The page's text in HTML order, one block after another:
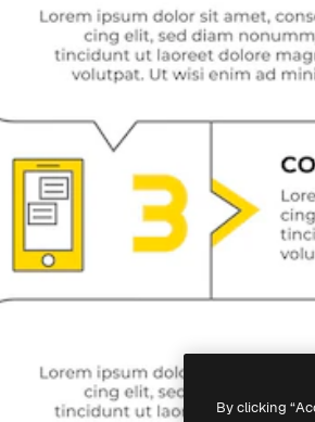
By clicking